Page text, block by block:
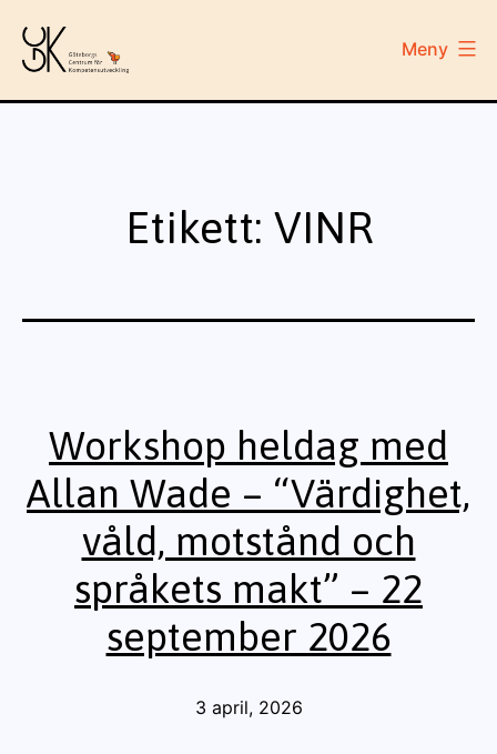
till
innehåll
Meny
Etikett: VINR
Workshop heldag med
Allan Wade – “Värdighet,
våld, motstånd och
språkets makt” – 22
september 2026
Publicerat
3 april, 2026